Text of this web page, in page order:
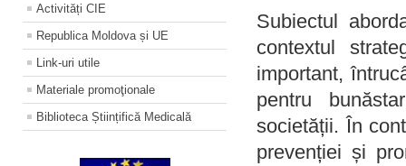
Activități CIE
Republica Moldova și UE
Link-uri utile
Materiale promoţionale
Biblioteca Științifică Medicală
Subiectul
contextul
important,
pentru
societății. În
prevenției și